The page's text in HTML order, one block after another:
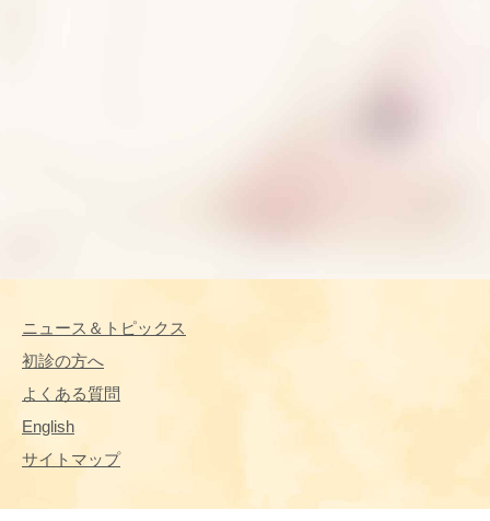
ニュース＆トピックス
初診の方へ
よくある質問
English
サイトマップ